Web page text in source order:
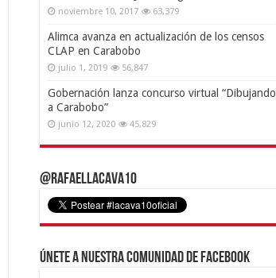
noviembre 10, 2017 63,379
Alimca avanza en actualización de los censos
CLAP en Carabobo
julio 1, 2019 56,847
Gobernación lanza concurso virtual “Dibujando
a Carabobo”
junio 12, 2020 45,829
@RafaelLacava10
Únete a nuestra comunidad de Facebook